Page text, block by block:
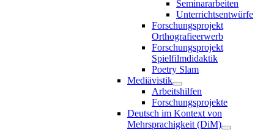
Seminararbeiten
Unterrichtsentwürfe
Forschungsprojekt
Orthografieerwerb
Forschungsprojekt
Spielfilmdidaktik
Poetry Slam
Mediävistik
Arbeitshilfen
Forschungsprojekte
Deutsch im Kontext von
Mehrsprachigkeit (DiM)